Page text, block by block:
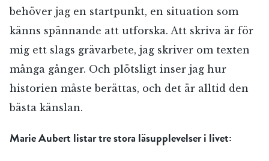
E-post*
Jag accepterar villkoren.
ÅNGRA OCH STÄNG
behöver jag en startpunkt, en situation som
känns spännande att utforska. Att skriva är för
mig ett slags grävarbete, jag skriver om texten
många gånger. Och plötsligt inser jag hur
historien måste berättas, och det är alltid den
bästa känslan.
Marie Aubert listar tre stora läsupplevelser i livet: